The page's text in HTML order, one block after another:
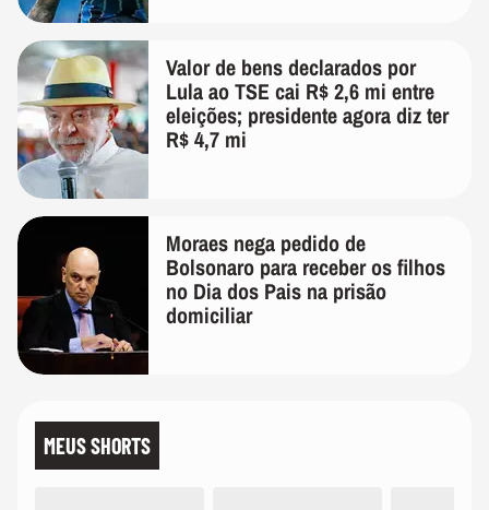
Valor de bens declarados por
Lula ao TSE cai R$ 2,6 mi entre
eleições; presidente agora diz ter
R$ 4,7 mi
Moraes nega pedido de
Bolsonaro para receber os filhos
no Dia dos Pais na prisão
domiciliar
MEUS SHORTS